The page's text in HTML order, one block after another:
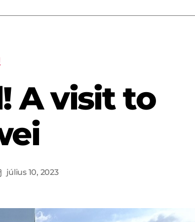
A visit to
július 10, 2023